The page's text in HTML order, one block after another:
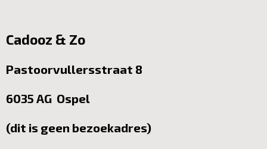
Cadooz & Zo
Pastoorvullersstraat 8
6035 AG Ospel
(dit is geen bezoekadres)